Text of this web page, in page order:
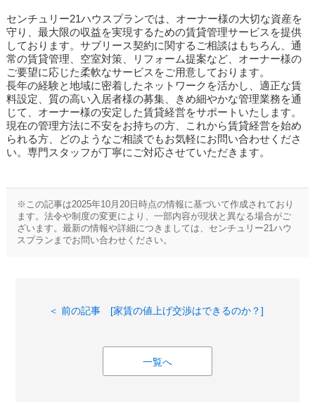
センチュリー21ハウスプランでは、オーナー様の大切な資産を
守り、最大限の収益を実現するための賃貸管理サービスを提供
しております。サブリース契約に関するご相談はもちろん、通
常の賃貸管理、空室対策、リフォーム提案など、オーナー様の
ご要望に応じた柔軟なサービスをご用意しております。
長年の経験と地域に密着したネットワークを活かし、適正な賃
料設定、質の高い入居者様の募集、きめ細やかな管理業務を通
じて、オーナー様の安定した賃貸経営をサポートいたします。
現在の管理方法に不安をお持ちの方、これから賃貸経営を始め
られる方、どのようなご相談でもお気軽にお問い合わせくださ
い。専門スタッフが丁寧にご対応させていただきます。
※この記事は2025年10月20日時点の情報に基づいて作成されており
ます。法令や制度の変更により、一部内容が現状と異なる場合がご
ざいます。最新の情報や詳細につきましては、センチュリー21ハウ
スプランまでお問い合わせください。
＜ 前の記事 [家賃の値上げ交渉はできるのか？]
一覧へ